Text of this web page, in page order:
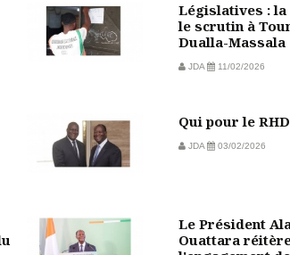
Législatives : la
le scrutin à
Dualla-Massala
JDA 11/02/2026
Qui pour le
JDA 03/02/2026
Le Président
Ouattara